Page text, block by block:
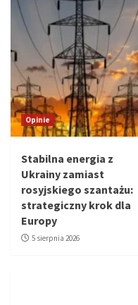
Opinie
Stabilna energia z
Ukrainy zamiast
rosyjskiego szantażu:
strategiczny krok dla
Europy
5 sierpnia 2026